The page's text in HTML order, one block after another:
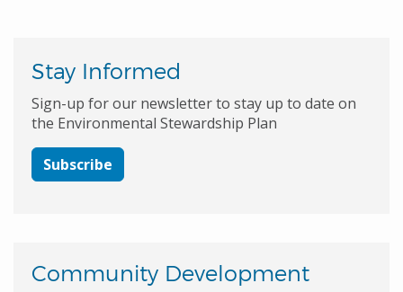
Stay Informed
Sign-up for our newsletter to stay up to date on
the Environmental Stewardship Plan
Subscribe
Community Development